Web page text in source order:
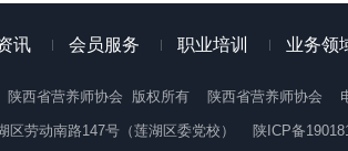
讯 会员服务 职业培训 业务领
陕西省营养师协会 版权所有 陕西省营养师协会
区劳动南路147号（莲湖区委党校） 陕ICP备